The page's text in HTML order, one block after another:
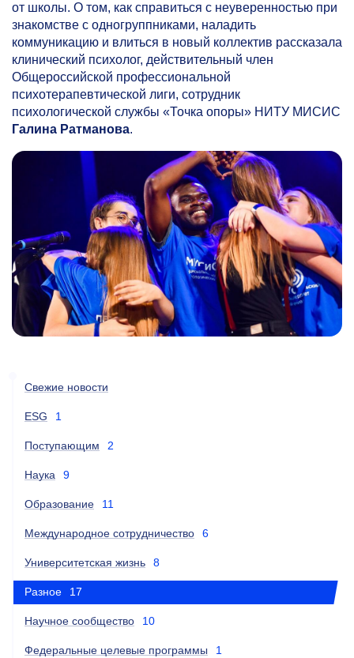
от школы. О том, как справиться с неуверенностью при
знакомстве с одногруппниками, наладить
коммуникацию и влиться в новый коллектив рассказала
клинический психолог, действительный член
Общероссийской профессиональной
психотерапевтической лиги, сотрудник
психологической службы «Точка опоры» НИТУ МИСИС
Галина Ратманова.
Свежие новости
ESG 1
Поступающим 2
Наука 9
Образование 11
Международное сотрудничество 6
Университетская жизнь 8
Разное 17
Научное сообщество 10
Федеральные целевые программы 1